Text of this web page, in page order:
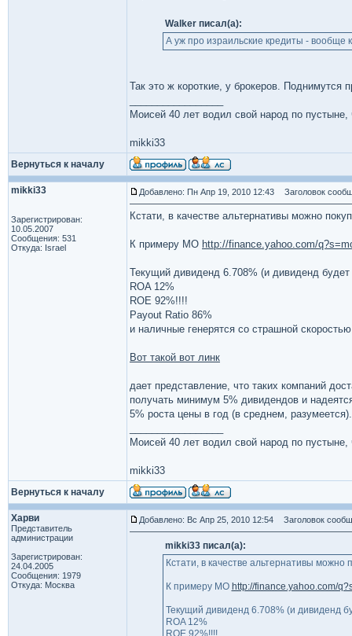
Walker писал(а):
А уж про израильские кредиты - вообще
Так это ж короткие, у брокеров. Поднимутся
Моисей 40 лет водил свой народ по
mikki33
Вернуться к началу
mikki33
Зарегистрирован:
10.05.2007
Сообщения: 531
Откуда: Israel
Добавлено: Пн Апр 19, 2010 12:43 Заголовок
Кстати, в качестве альтернативы можно
К примеру MO http://finance.yahoo.com/
Текущий дивиденд 6.708% (и дивиденд будет
ROA 12%
ROE 92%!!!!
Payout Ratio 86%
и наличные генерятся со страшной
Вот такой вот линк
дает представление, что таких компаний
получать минимум 5% дивидендов и
5% роста цены в год (в среднем, разумеется).
Моисей 40 лет водил свой народ по
mikki33
Вернуться к началу
Харви
Представитель
администрации
Зарегистрирован:
24.04.2005
Сообщения: 1979
Откуда: Москва
Добавлено: Вс Апр 25, 2010 12:54 Заголовок
mikki33 писал(а):
Кстати, в качестве альтернативы
К примеру MO http://finance.yahoo.com/
Текущий дивиденд 6.708% (и дивиденд
ROA 12%
ROE 92%!!!!